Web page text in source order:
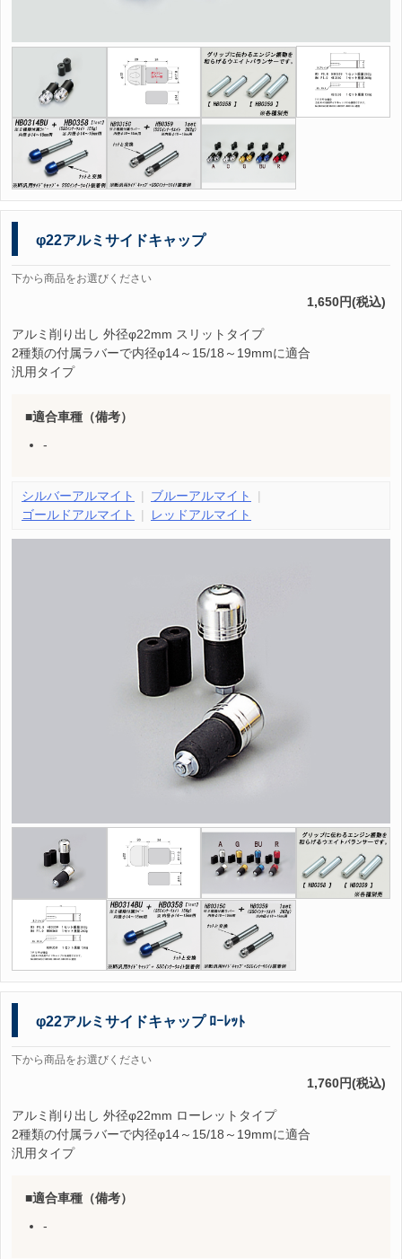
φ22アルミサイドキャップ
下から商品をお選びください
1,650円(税込)
アルミ削り出し 外径φ22mm スリットタイプ
2種類の付属ラバーで内径φ14～15/18～19mmに適合
汎用タイプ
適合車種（備考）
-
シルバーアルマイト
ブルーアルマイト
ゴールドアルマイト
レッドアルマイト
φ22アルミサイドキャップ ﾛｰﾚｯﾄ
下から商品をお選びください
1,760円(税込)
アルミ削り出し 外径φ22mm ローレットタイプ
2種類の付属ラバーで内径φ14～15/18～19mmに適合
汎用タイプ
適合車種（備考）
-